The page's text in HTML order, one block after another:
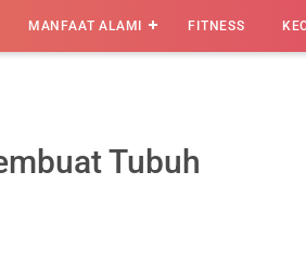
MANFAAT ALAMI FITNESS
Tubuh